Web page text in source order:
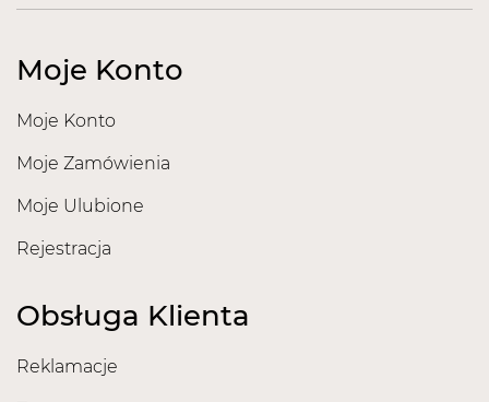
Moje Konto
Moje Konto
Moje Zamówienia
Moje Ulubione
Rejestracja
Obsługa Klienta
Reklamacje